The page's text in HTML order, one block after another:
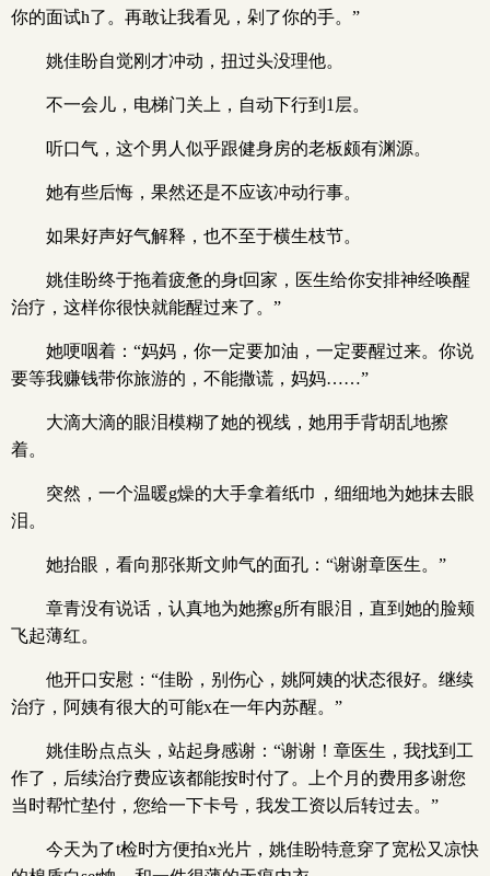
你的面试h了。再敢让我看见，剁了你的手。”
姚佳盼自觉刚才冲动，扭过头没理他。
不一会儿，电梯门关上，自动下行到1层。
听口气，这个男人似乎跟健身房的老板颇有渊源。
她有些后悔，果然还是不应该冲动行事。
如果好声好气解释，也不至于横生枝节。
姚佳盼终于拖着疲惫的身t回家，医生给你安排神经唤醒
治疗，这样你很快就能醒过来了。”
她哽咽着：“妈妈，你一定要加油，一定要醒过来。你说
要等我赚钱带你旅游的，不能撒谎，妈妈……”
大滴大滴的眼泪模糊了她的视线，她用手背胡乱地擦
着。
突然，一个温暖g燥的大手拿着纸巾，细细地为她抹去眼
泪。
她抬眼，看向那张斯文帅气的面孔：“谢谢章医生。”
章青没有说话，认真地为她擦g所有眼泪，直到她的脸颊
飞起薄红。
他开口安慰：“佳盼，别伤心，姚阿姨的状态很好。继续
治疗，阿姨有很大的可能x在一年内苏醒。”
姚佳盼点点头，站起身感谢：“谢谢！章医生，我找到工
作了，后续治疗费应该都能按时付了。上个月的费用多谢您
当时帮忙垫付，您给一下卡号，我发工资以后转过去。”
今天为了t检时方便拍x光片，姚佳盼特意穿了宽松又凉快